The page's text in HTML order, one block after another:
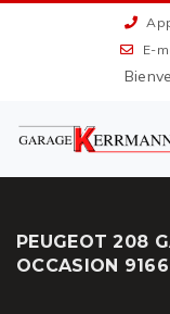
E-
PEUGEOT 208
OCCASION